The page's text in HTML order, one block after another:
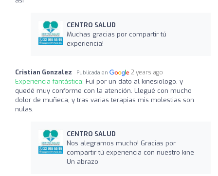
CENTRO SALUD
Muchas gracias por compartir tú
experiencia!
Cristian Gonzalez Publicada en 2 years ago
Experiencia fantástica: Fuí por un dato al kinesiologo, y
quedé muy conforme con la atención. Llegué con mucho
dolor de muñeca, y tras varias terapias mis molestias son
nulas.
CENTRO SALUD
Nos alegramos mucho! Gracias por
compartir tú experiencia con nuestro kine
Un abrazo